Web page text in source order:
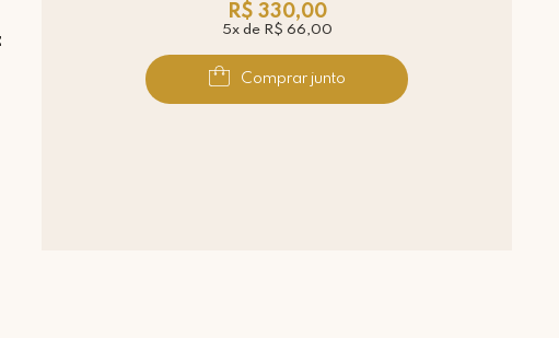
R$ 330,00
5x de R$ 66,00
Comprar junto